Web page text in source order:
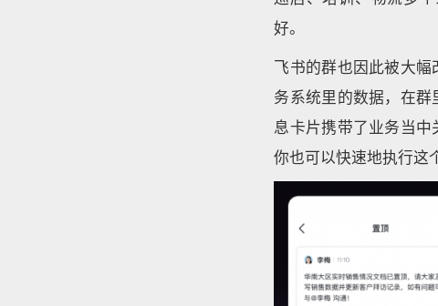
好。
飞书的群也因此被大
务系统里的数据，在
息卡片携带了业务当中
你也可以快速地执行这